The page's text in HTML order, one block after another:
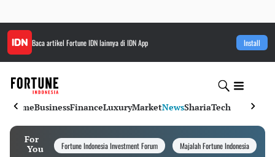
Baca artikel Fortune IDNlainnya di IDN App Install
HomeBusinessFinanceLuxuryMarketNewsShariaTech
For
You
Fortune Indonesia Investment Forum Majalah Fortune Indonesia